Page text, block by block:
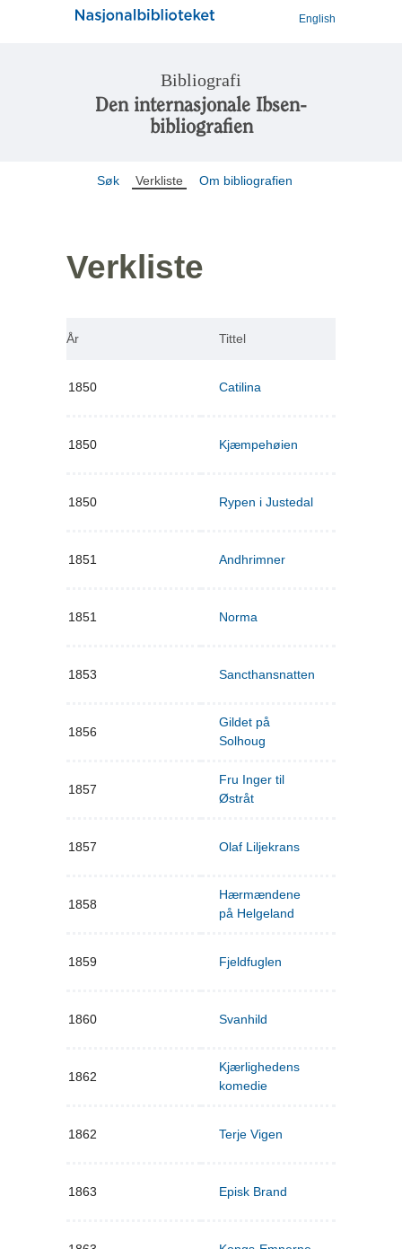
English
Bibliografi
Den internasjonale Ibsen-
bibliografien
Søk Verkliste Om bibliografien
Verkliste
År Tittel
1850 Catilina
1850 Kjæmpehøien
1850 Rypen i Justedal
1851 Andhrimner
1851 Norma
1853 Sancthansnatten
1856
Gildet på
Solhoug
1857
Fru Inger til
Østråt
1857 Olaf Liljekrans
1858
Hærmændene
på Helgeland
1859 Fjeldfuglen
1860 Svanhild
1862
Kjærlighedens
komedie
1862 Terje Vigen
1863 Episk Brand